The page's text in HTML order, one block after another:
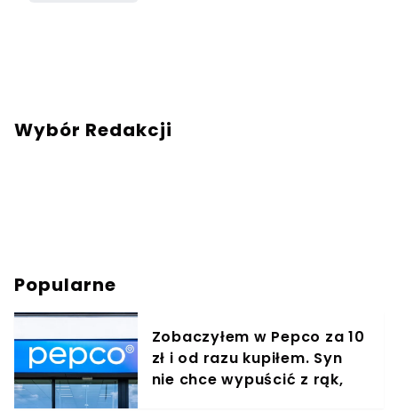
Wybór Redakcji
Popularne
Zobaczyłem w Pepco za 10
zł i od razu kupiłem. Syn
nie chce wypuścić z rąk,